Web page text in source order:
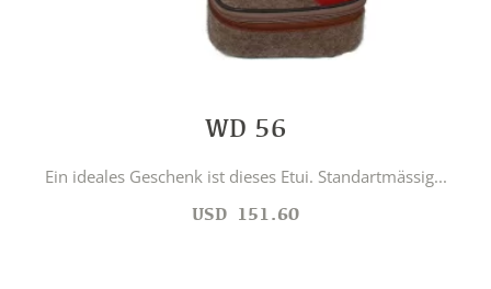
WD 56
Ein ideales Geschenk ist dieses Etui. Standartmässig...
USD 151.60